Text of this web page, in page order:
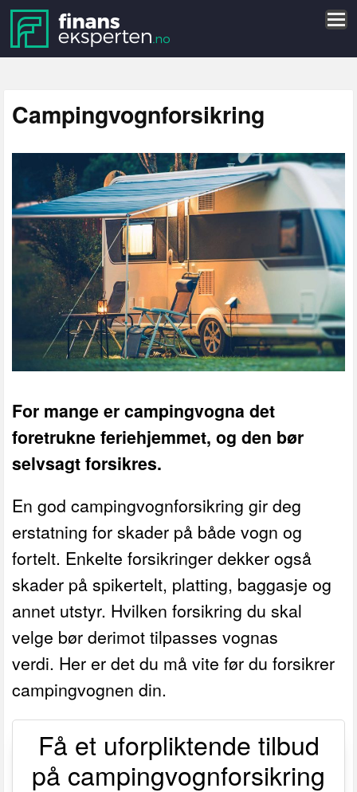
Campingvognforsikring
For mange er campingvogna det
foretrukne feriehjemmet, og den bør
selvsagt forsikres.
En god campingvognforsikring gir deg
erstatning for skader på både vogn og
fortelt. Enkelte forsikringer dekker også
skader på spikertelt, platting, baggasje og
annet utstyr. Hvilken forsikring du skal
velge bør derimot tilpasses vognas
verdi. Her er det du må vite før du forsikrer
campingvognen din.
Få et uforpliktende tilbud
på campingvognforsikring